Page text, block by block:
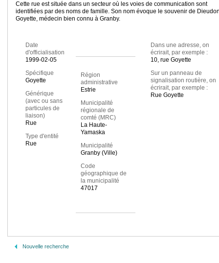
Cette rue est située dans un secteur où les voies de communication sont
identifiées par des noms de famille. Son nom évoque le souvenir de
Goyette, médecin bien connu à Granby.
Date
d'officialisation
1999-02-05
Spécifique
Goyette
Générique
(avec ou sans
particules de
liaison)
Rue
Type d'entité
Rue
Région
administrative
Estrie
Municipalité
régionale de
comté (MRC)
La Haute-
Yamaska
Municipalité
Granby (Ville)
Code
géographique de
la municipalité
47017
Dans une adresse, on
écrirait, par exemple :
10, rue Goyette
Sur un panneau de
signalisation routière, on
écrirait, par exemple :
Rue Goyette
Nouvelle recherche